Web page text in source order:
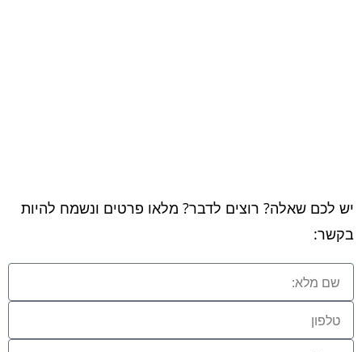
יש לכם שאלה? רוצים לדבר? מלאו פרטים ונשמח להיות
בקשר: